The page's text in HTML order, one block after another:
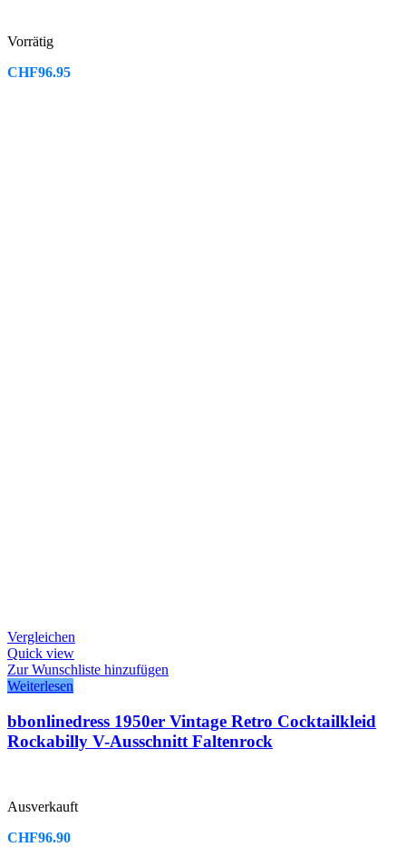
Vorrätig
CHF96.95
Vergleichen
Quick view
Zur Wunschliste hinzufügen
Weiterlesen
bbonlinedress 1950er Vintage Retro Cocktailkleid
Rockabilly V-Ausschnitt Faltenrock
Ausverkauft
CHF96.90